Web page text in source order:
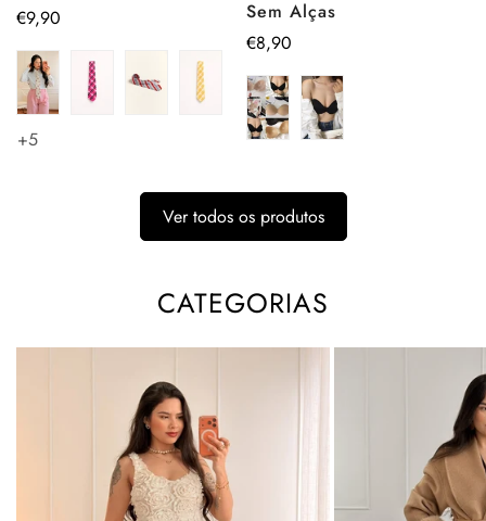
Preço
€9,90
+5
Sem Alças
Preço
€8,90
Ver todos os produtos
CATEGORIAS